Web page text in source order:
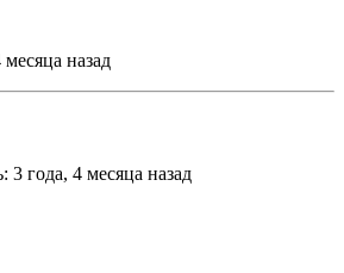
назад
3 года, 4 месяца назад